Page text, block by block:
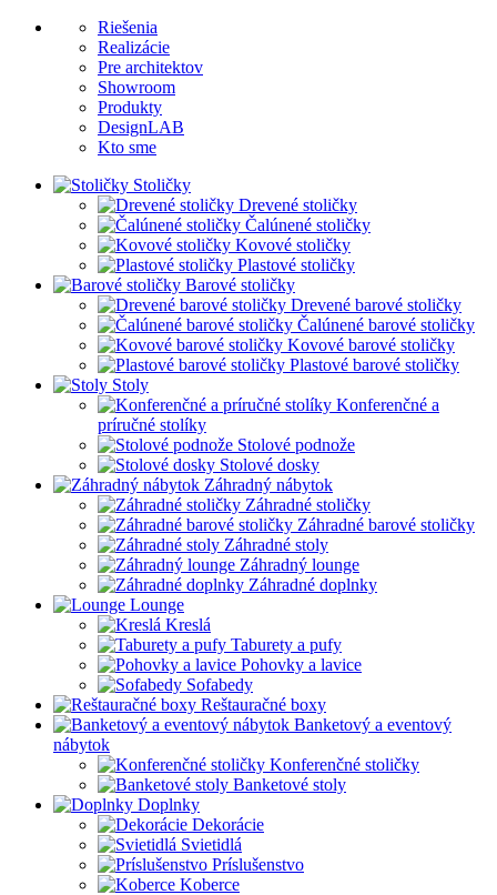
Riešenia
Realizácie
Pre architektov
Showroom
Produkty
DesignLAB
Kto sme
Stoličky
Drevené stoličky
Čalúnené stoličky
Kovové stoličky
Plastové stoličky
Barové stoličky
Drevené barové stoličky
Čalúnené barové stoličky
Kovové barové stoličky
Plastové barové stoličky
Stoly
Konferenčné a
príručné stolíky
Stolové podnože
Stolové dosky
Záhradný nábytok
Záhradné stoličky
Záhradné barové stoličky
Záhradné stoly
Záhradný lounge
Záhradné doplnky
Lounge
Kreslá
Taburety a pufy
Pohovky a lavice
Sofabedy
Reštauračné boxy
Banketový a eventový
nábytok
Konferenčné stoličky
Banketové stoly
Doplnky
Dekorácie
Svietidlá
Príslušenstvo
Koberce